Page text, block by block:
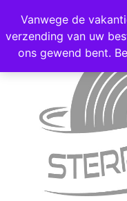
Voor 16:00
Vanwege de
verzending van uw
ons gewend bent.